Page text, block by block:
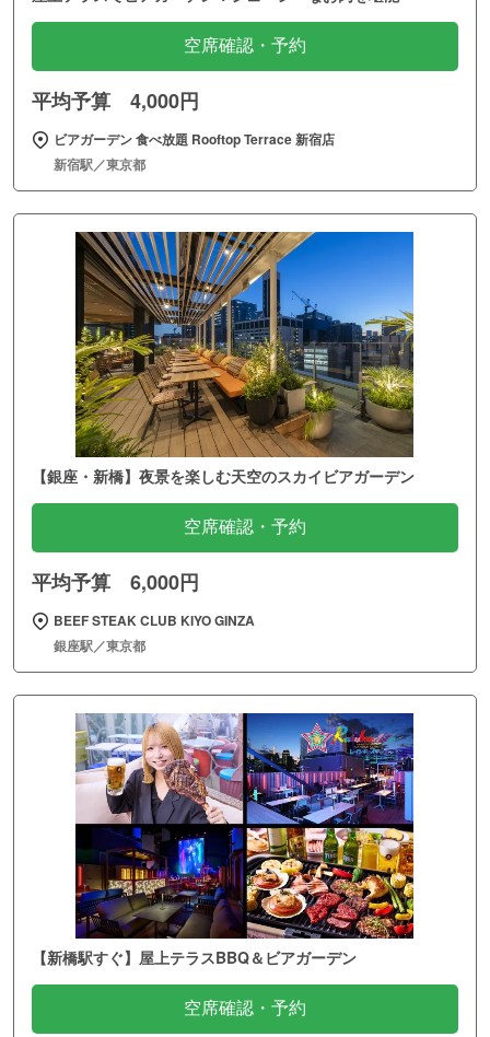
空席確認・予約
平均予算 4,000円
ビアガーデン 食べ放題 Rooftop Terrace 新宿店
新宿駅／東京都
【銀座・新橋】夜景を楽しむ天空のスカイビアガーデン
空席確認・予約
平均予算 6,000円
BEEF STEAK CLUB KIYO GINZA
銀座駅／東京都
【新橋駅すぐ】屋上テラスBBQ＆ビアガーデン
空席確認・予約